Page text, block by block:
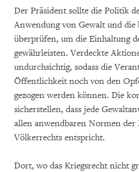
Der Präsident sollte die Politik
Anwendung von Gewalt und die
überprüfen, um die Einhaltung
gewährleisten. Verdeckte
undurchsichtig, sodass die
Öffentlichkeit noch von den
gezogen werden können. Die
sicherstellen, dass jede
allen anwendbaren Normen der
Völkerrechts entspricht.
Dort, wo das Kriegsrecht nicht